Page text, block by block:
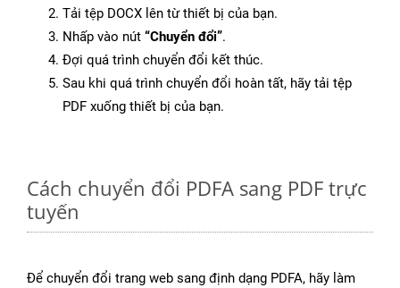
Tải tệp DOCX lên từ thiết bị của bạn.
Nhấp vào nút “Chuyển đổi”.
Đợi quá trình chuyển đổi kết thúc.
Sau khi quá trình chuyển đổi hoàn tất, hãy tải tệp
PDF xuống thiết bị của bạn.
Cách chuyển đổi PDFA sang PDF trực
tuyến
Để chuyển đổi trang web sang định dạng PDFA, hãy làm